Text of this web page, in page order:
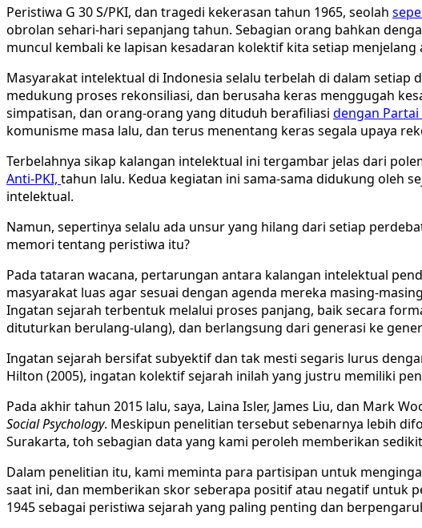
Peristiwa G 30 S/PKI, dan tragedi kekerasan tahun 1965, seolah
obrolan sehari-hari sepanjang tahun. Sebagian orang bahkan
muncul kembali ke lapisan kesadaran kolektif kita setiap menjelang
Masyarakat intelektual di Indonesia selalu terbelah di dalam
medukung proses rekonsiliasi, dan berusaha keras menggugah
simpatisan, dan orang-orang yang dituduh berafiliasi dengan Partai
komunisme masa lalu, dan terus menentang keras segala upaya
Terbelahnya sikap kalangan intelektual ini tergambar jelas dari
Anti-PKI, tahun lalu. Kedua kegiatan ini sama-sama didukung oleh
intelektual.
Namun, sepertinya selalu ada unsur yang hilang dari setiap
memori tentang peristiwa itu?
Pada tataran wacana, pertarungan antara kalangan intelektual
masyarakat luas agar sesuai dengan agenda mereka masing-
Ingatan sejarah terbentuk melalui proses panjang, baik secara
dituturkan berulang-ulang), dan berlangsung dari generasi ke
Ingatan sejarah bersifat subyektif dan tak mesti segaris lurus
Hilton (2005), ingatan kolektif sejarah inilah yang justru memiliki
Pada akhir tahun 2015 lalu, saya, Laina Isler, James Liu, dan Mark
Social Psychology. Meskipun penelitian tersebut sebenarnya lebih
Surakarta, toh sebagian data yang kami peroleh memberikan
Dalam penelitian itu, kami meminta para partisipan untuk
saat ini, dan memberikan skor seberapa positif atau negatif untuk
1945 sebagai peristiwa sejarah yang paling penting dan